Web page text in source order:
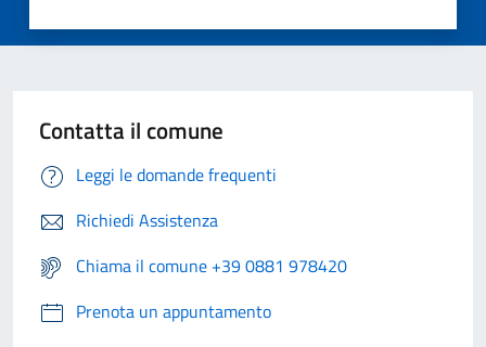
Contatta il comune
Leggi le domande frequenti
Richiedi Assistenza
Chiama il comune +39 0881 978420
Prenota un appuntamento